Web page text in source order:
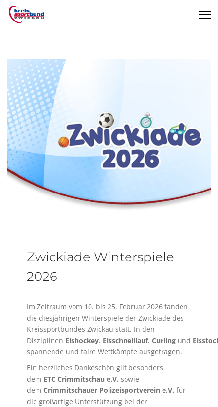
Zwickiade Winterspiele
2026
Im Zeitraum vom 10. bis 25. Februar 2026 fanden
die diesjährigen Winterspiele der Zwickiade des
Kreissportbundes Zwickau statt. In den
Disziplinen Eishockey, Eisschnelllauf, Curling und
spannende und faire Wettkämpfe ausgetragen.
Ein herzliches Dankeschön gilt besonders
dem ETC Crimmitschau e.V. sowie
dem Crimmitschauer Polizeisportverein e.V. für
die großartige Unterstützung bei der